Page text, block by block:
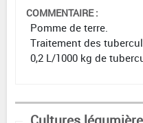
COMMENTAIRE :
Pomme de terre.
Traitement des
0,2 L/1000 kg de